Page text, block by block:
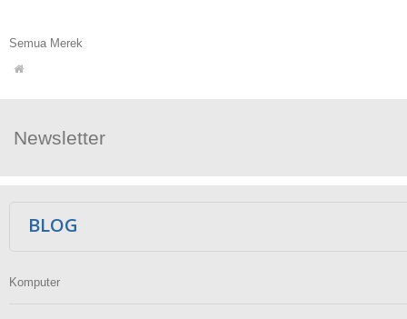
Semua Merek
Newsletter
BLOG
Komputer